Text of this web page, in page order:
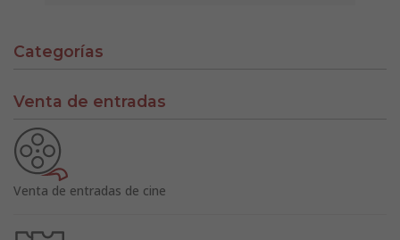
Categorías
Venta de entradas
Venta de entradas de cine